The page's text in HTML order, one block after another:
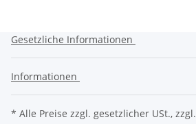
Gesetzliche Informationen
Informationen
* Alle Preise zzgl. gesetzlicher USt., zzgl.